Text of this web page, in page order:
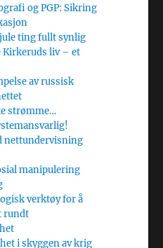
og PGP: Sikring
ting fullt synlig
Kirkeruds liv – et
av russisk
strømme…
nettundervisning
manipulering
verktøy for å
rundt
i skyggen av krig